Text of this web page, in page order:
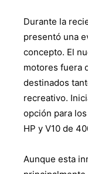
Durante la
presentó una
concepto. El
motores fuera
destinados
recreativo.
opción para
HP y V10 de
Aunque esta